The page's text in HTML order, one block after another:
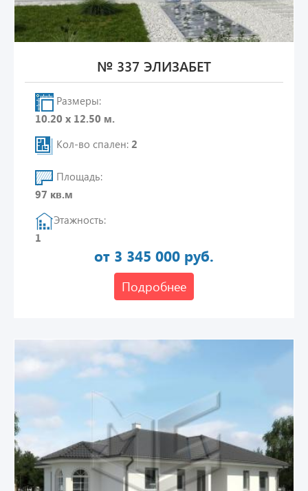
№ 337 ЭЛИЗАБЕТ
Размеры:
10.20 х 12.50 м.
Кол-во спален: 2
Площадь:
97 кв.м
Этажность:
1
от 3 345 000 руб.
Подробнее